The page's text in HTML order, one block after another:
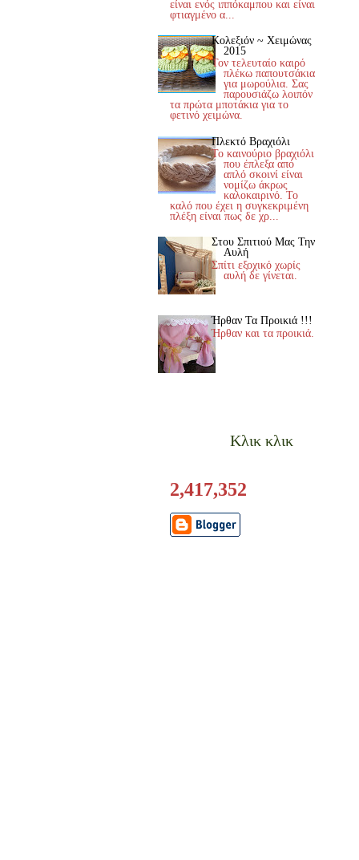
είναι ενός ιππόκαμπου και είναι
φτιαγμένο α...
Κολεξιόν ~ Χειμώνας
2015
Τον τελευταίο καιρό
πλέκω παπουτσάκια
για μωρούλια. Σας
παρουσιάζω λοιπόν
τα πρώτα μποτάκια για το
φετινό χειμώνα.
Πλεκτό Βραχιόλι
Το καινούριο βραχιόλι
που έπλεξα από
απλό σκοινί είναι
νομίζω άκρως
καλοκαιρινό. Το
καλό που έχει η συγκεκριμένη
πλέξη είναι πως δε χρ...
Στου Σπιτιού Μας Την
Αυλή
Σπίτι εξοχικό χωρίς
αυλή δε γίνεται.
Ήρθαν Τα Προικιά !!!
Ήρθαν και τα προικιά.
Κλικ κλικ
2,417,352